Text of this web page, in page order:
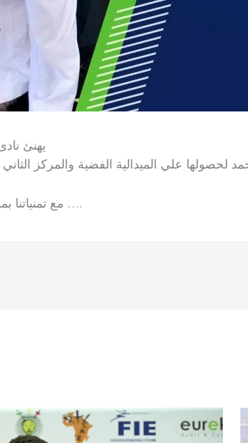
يهنئ
لحصولها علي الميدالية الفضية والمركز
مع تمنياتنا بمزيد من النجاح لجميع أبناء النادي ….